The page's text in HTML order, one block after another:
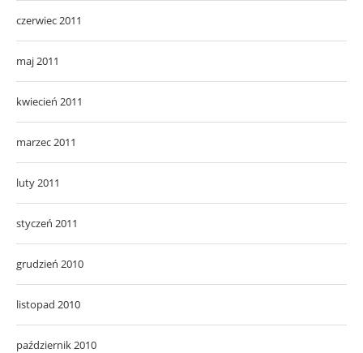
czerwiec 2011
maj 2011
kwiecień 2011
marzec 2011
luty 2011
styczeń 2011
grudzień 2010
listopad 2010
październik 2010